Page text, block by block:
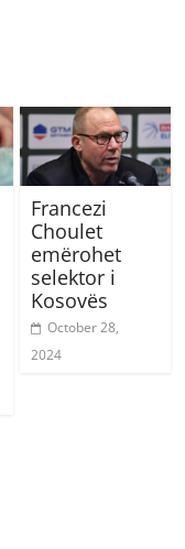
Francezi
Choulet
emërohet
selektor i
Kosovës
October 28,
2024